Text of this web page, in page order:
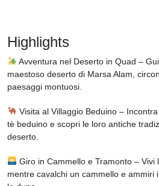
Highlights
Avventura nel Deserto in Quad –
maestoso deserto di Marsa Alam,
paesaggi montuosi.
Visita al Villaggio Beduino –
tè beduino e scopri le loro antiche
deserto.
Giro in Cammello e Tramonto – Vivi
mentre cavalchi un cammello e ammiri